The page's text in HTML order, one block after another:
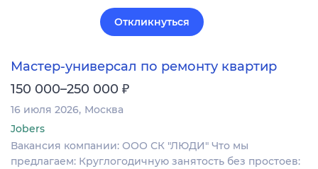
Откликнуться
Мастер-универсал по ремонту квартир
150 000–250 000 ₽
16 июля 2026 Москва
Jobers
Вакансия компании: ООО СК "ЛЮДИ" Что мы
предлагаем: Круглогодичную занятость без простоев: